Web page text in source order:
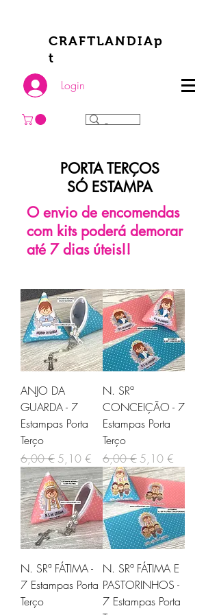
CRAFTLANDIAp
t
Login
PORTA TERÇOS
​SÓ ESTAMPA
O envio de encomendas
com kits poderá demorar
até 7 dias úteis!!
ANJO DA
GUARDA - 7
Estampas Porta
Terço
Preço normal
6,00 € Preço promocional
5,10 €
N. SRª
CONCEIÇÃO - 7
Estampas Porta
Terço
Preço normal
6,00 € Preço promocional
5,10 €
N. SRª FÁTIMA -
7 Estampas Porta
Terço
N. SRª FÁTIMA E
PASTORINHOS -
7 Estampas Porta